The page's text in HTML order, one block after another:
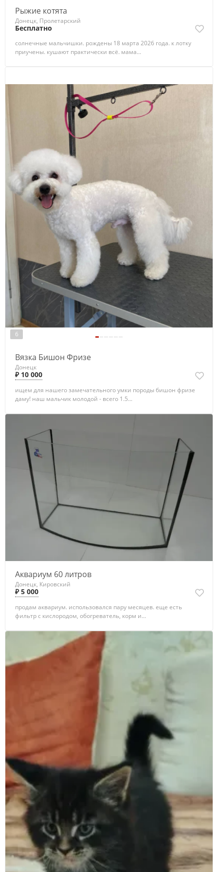
Рыжие котята
Донецк, Пролетарский
Бесплатно
солнечные мальчишки. рождены 18 марта 2026 года. к лотку
приучены. кушают практически всё. мама...
6
Вязка Бишон Фризе
Донецк
₽ 10 000
ищем для нашего замечательного умки породы бишон фризе
даму! наш мальчик молодой - всего 1.5...
Аквариум 60 литров
Донецк, Кировский
₽ 5 000
продам аквариум. использовался пару месяцев. еще есть
фильтр с кислородом, обогреватель, корм и...